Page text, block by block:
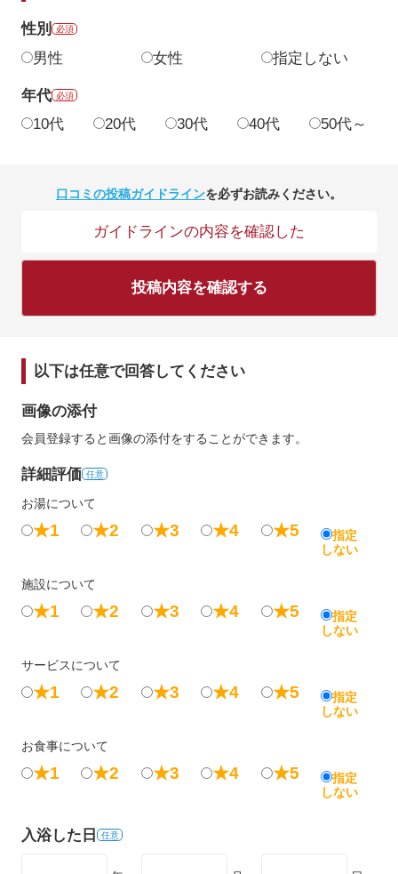
性別 必須
男性 女性 指定しない
年代 必須
10代 20代 30代 40代 50代～
口コミの投稿ガイドラインを必ずお読みください。
ガイドラインの内容を確認した
投稿内容を確認する
以下は任意で回答してください
画像の添付
会員登録すると画像の添付をすることができます。
詳細評価 任意
お湯について
★1 ★2 ★3 ★4 ★5
指定
しない
施設について
★1 ★2 ★3 ★4 ★5
指定
しない
サービスについて
★1 ★2 ★3 ★4 ★5
指定
しない
お食事について
★1 ★2 ★3 ★4 ★5
指定
しない
入浴した日 任意